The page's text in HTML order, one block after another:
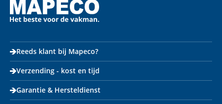
Reeds klant bij Mapeco?
Verzending - kost en tijd
Garantie & Hersteldienst